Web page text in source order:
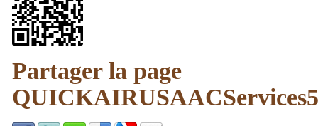
Partager la page